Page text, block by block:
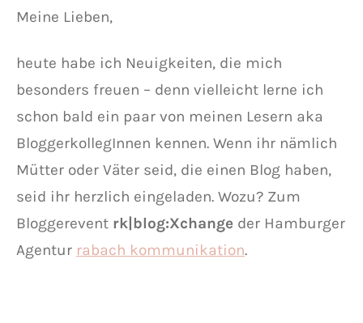
Meine Lieben,
heute habe ich Neuigkeiten, die mich
besonders freuen – denn vielleicht lerne ich
schon bald ein paar von meinen Lesern aka
BloggerkollegInnen kennen. Wenn ihr nämlich
Mütter oder Väter seid, die einen Blog haben,
seid ihr herzlich eingeladen. Wozu? Zum
Bloggerevent rk|blog:Xchange der Hamburger
Agentur rabach kommunikation.